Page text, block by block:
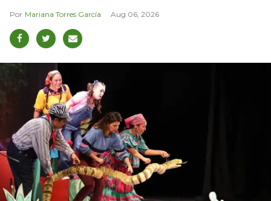
Mariana Torres García Aug 06, 2026